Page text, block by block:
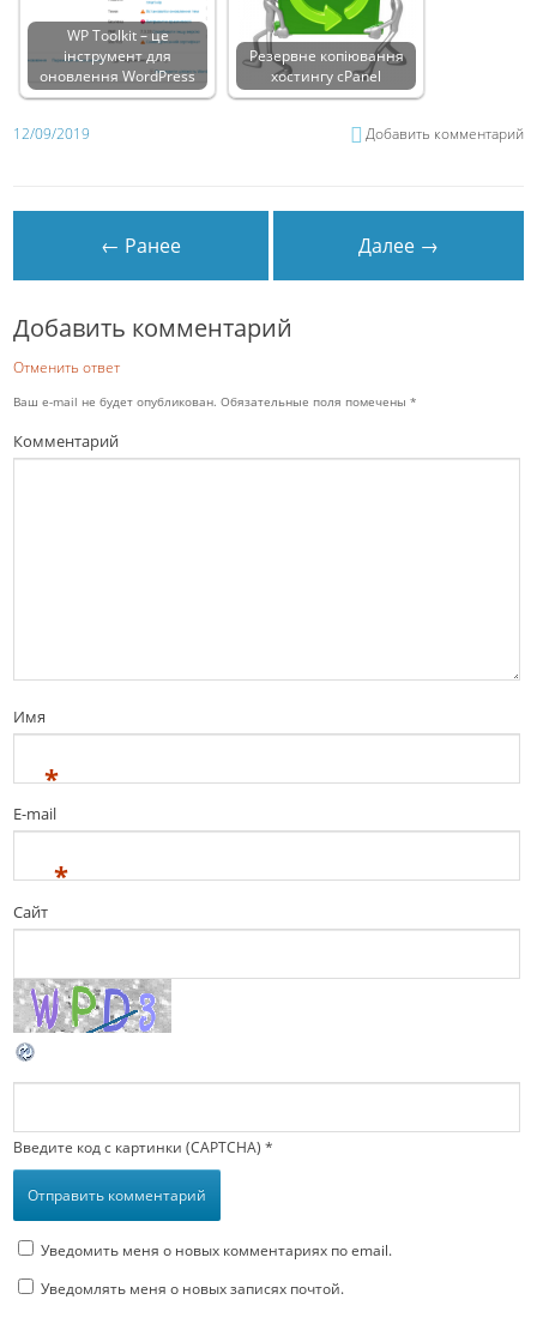
WP Toolkit – це
інструмент для
оновлення WordPress
Резервне копіювання
хостингу cPanel
12/09/2019 Добавить комментарий
← Ранее Далее →
Добавить комментарий
Отменить ответ
Ваш e-mail не будет опубликован. Обязательные поля помечены*
Комментарий
Имя
*
E-mail
*
Сайт
Введите код с картинки (CAPTCHA) *
Уведомить меня о новых комментариях по email.
Уведомлять меня о новых записях почтой.